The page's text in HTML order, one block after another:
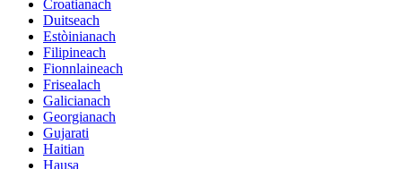
Croatianach
Duitseach
Estòinianach
Filipineach
Fionnlaineach
Frisealach
Galicianach
Georgianach
Gujarati
Haitian
Hausa